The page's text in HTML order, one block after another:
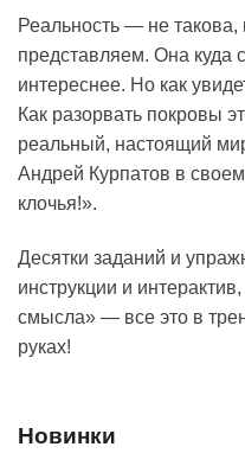
Реальность — не
представляем. Она куда
интереснее. Но как
Как разорвать покровы
реальный, настоящий
Андрей Курпатов в
клочья!».
Десятки заданий и
инструкции и
смысла» — все это в
руках!
Новинки